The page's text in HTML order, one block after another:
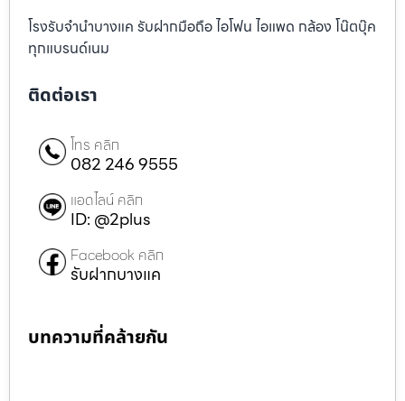
โรงรับจำนำบางแค รับฝากมือถือ ไอโฟน ไอแพด กล้อง โน๊ตบุ๊ค
ทุกแบรนด์เนม
ติดต่อเรา
โทร คลิก
082 246 9555
แอดไลน์ คลิก
ID: @2plus
Facebook คลิก
รับฝากบางแค
บทความที่คล้ายกัน